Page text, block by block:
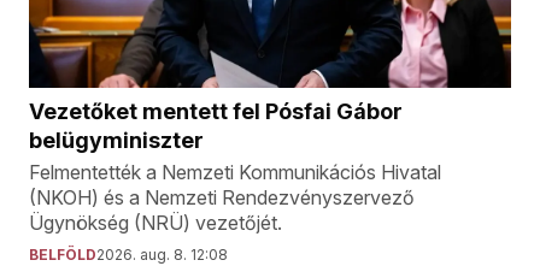
Vezetőket mentett fel Pósfai Gábor
belügyminiszter
Felmentették a Nemzeti Kommunikációs Hivatal
(NKOH) és a Nemzeti Rendezvényszervező
Ügynökség (NRÜ) vezetőjét.
BELFÖLD2026. aug. 8. 12:08